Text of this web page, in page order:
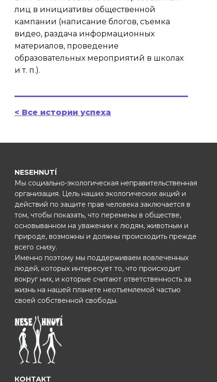
лиц в инициативы общественной
кампании (написание блогов, съемка
видео, раздача информационных
материалов, проведение
образовательных мероприятий в школах
и т. п.).
< Все истории успеха
NESEHNUTÍ
Мы социально-экологическая неправительственная
организация. Цель наших экологических акций и
действий по защите прав человека заключается в
том, чтобы показать, что перемены в обществе,
основыванном на уважении к людям, животным и
природе, возможны и должны происходить прежде
всего снизу.
Именно поэтому мы поддерживаем вовлеченных
людей, которых интересует то, что происходит
вокруг них, и которые считают ответственность за
жизнь на нашей планете неотъемлемой частью
своей собственной свободы.
КОНТАКТ